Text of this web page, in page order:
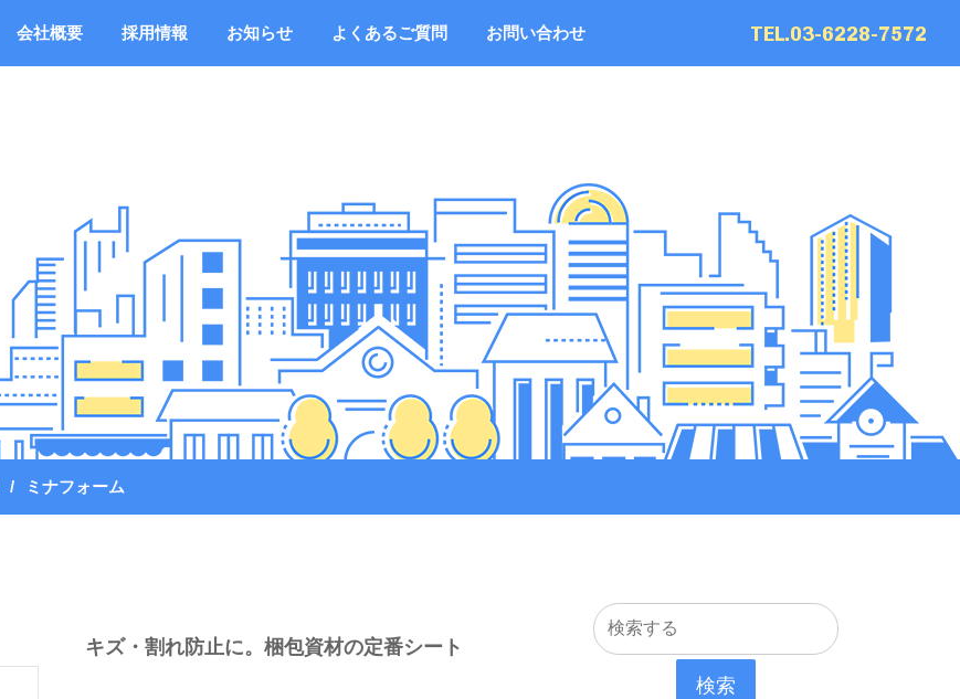
会社概要 採用情報 お知らせ よくあるご質問 お問い合わせ TEL.03-6228-7572
ミナフォーム
検索
キズ・割れ防止に。梱包資材の定番シート